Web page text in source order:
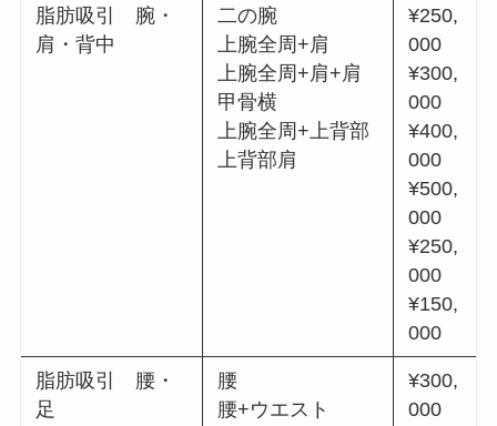
脂肪吸引 腕・
肩・背中
二の腕
上腕全周+肩
上腕全周+肩+肩
甲骨横
上腕全周+上背部
上背部肩
¥250,
000
¥300,
000
¥400,
000
¥500,
000
¥250,
000
¥150,
000
脂肪吸引 腰・
足
腰
腰+ウエスト
¥300,
000